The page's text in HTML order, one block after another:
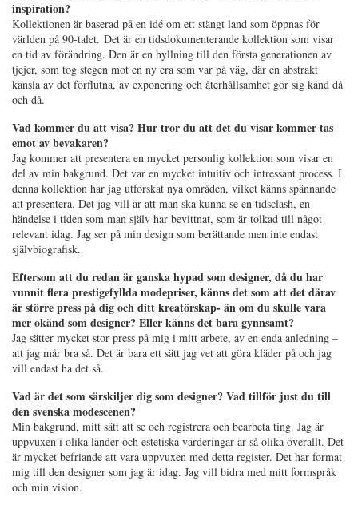
inspiration?
Kollektionen är baserad på en idé om ett stängt land som öppnas för
världen på 90-talet. Det är en tidsdokumenterande kollektion som visar
en tid av förändring. Den är en hyllning till den första generationen av
tjejer, som tog stegen mot en ny era som var på väg, där en abstrakt
känsla av det förflutna, av exponering och återhållsamhet gör sig känd då
och då.
Vad kommer du att visa? Hur tror du att det du visar kommer tas
emot av bevakaren?
Jag kommer att presentera en mycket personlig kollektion som visar en
del av min bakgrund. Det var en mycket intuitiv och intressant process. I
denna kollektion har jag utforskat nya områden, vilket känns spännande
att presentera. Det jag vill är att man ska kunna se en tidsclash, en
händelse i tiden som man själv har bevittnat, som är tolkad till något
relevant idag. Jag ser på min design som berättande men inte endast
självbiografisk.
Eftersom att du redan är ganska hypad som designer, då du har
vunnit flera prestigefyllda modepriser, känns det som att det därav
är större press på dig och ditt kreatörskap- än om du skulle vara
mer okänd som designer? Eller känns det bara gynnsamt?
Jag sätter mycket stor press på mig i mitt arbete, av en enda anledning –
att jag mår bra så. Det är bara ett sätt jag vet att göra kläder på och jag
vill endast ha det så.
Vad är det som särskiljer dig som designer? Vad tillför just du till
den svenska modescenen?
Min bakgrund, mitt sätt att se och registrera och bearbeta ting. Jag är
uppvuxen i olika länder och estetiska värderingar är så olika överallt. Det
är mycket befriande att vara uppvuxen med detta register. Det har format
mig till den designer som jag är idag. Jag vill bidra med mitt formspråk
och min vision.